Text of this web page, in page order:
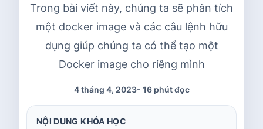
Trong bài viết này, chúng ta sẽ phân tích
một docker image và các câu lệnh hữu
dụng giúp chúng ta có thể tạo một
Docker image cho riêng mình
4 tháng 4, 2023- 16 phút đọc
NỘI DUNG KHÓA HỌC